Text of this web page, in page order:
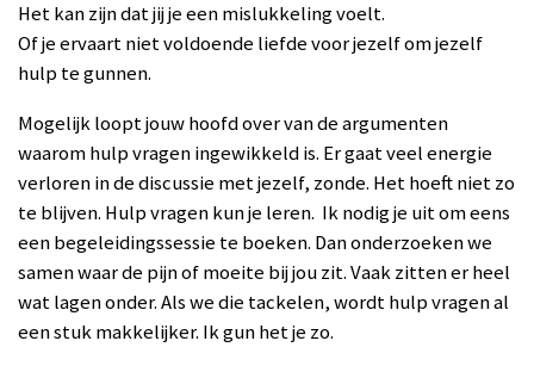
Het kan zijn dat jij je een mislukkeling voelt.
Of je ervaart niet voldoende liefde voor jezelf om jezelf
hulp te gunnen.
Mogelijk loopt jouw hoofd over van de argumenten
waarom hulp vragen ingewikkeld is. Er gaat veel energie
verloren in de discussie met jezelf, zonde. Het hoeft niet zo
te blijven. Hulp vragen kun je leren. Ik nodig je uit om eens
een begeleidingssessie te boeken. Dan onderzoeken we
samen waar de pijn of moeite bij jou zit. Vaak zitten er heel
wat lagen onder. Als we die tackelen, wordt hulp vragen al
een stuk makkelijker. Ik gun het je zo.